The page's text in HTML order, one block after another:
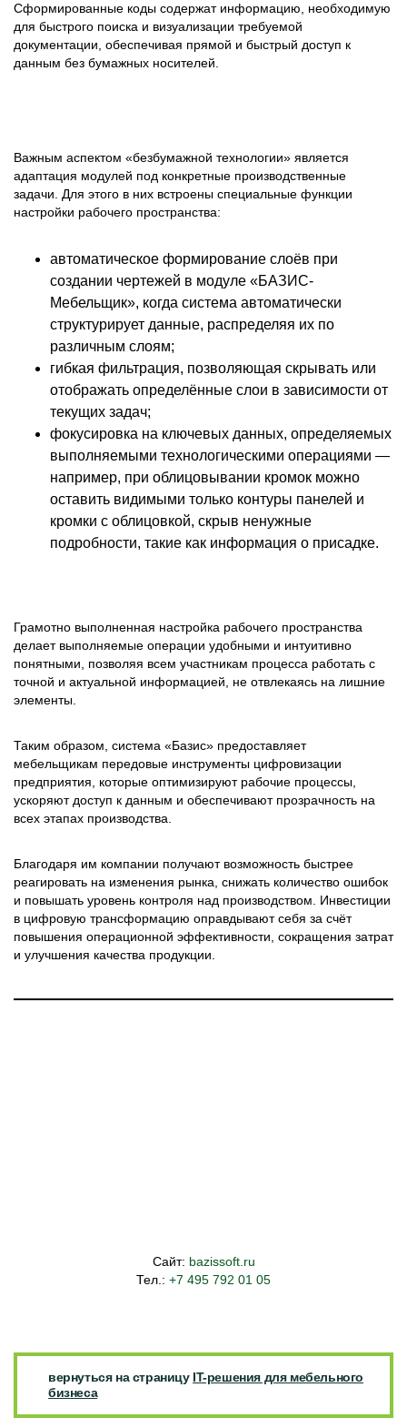
Сформированные коды содержат информацию, необходимую
для быстрого поиска и визуализации требуемой
документации, обеспечивая прямой и быстрый доступ к
данным без бумажных носителей.
Важным аспектом «безбумажной технологии» является
адаптация модулей под конкретные производственные
задачи. Для этого в них встроены специальные функции
настройки рабочего пространства:
автоматическое формирование слоёв при
создании чертежей в модуле «БАЗИС-
Мебельщик», когда система автоматически
структурирует данные, распределяя их по
различным слоям;
гибкая фильтрация, позволяющая скрывать или
отображать определённые слои в зависимости от
текущих задач;
фокусировка на ключевых данных, определяемых
выполняемыми технологическими операциями —
например, при облицовывании кромок можно
оставить видимыми только контуры панелей и
кромки с облицовкой, скрыв ненужные
подробности, такие как информация о присадке.
Грамотно выполненная настройка рабочего пространства
делает выполняемые операции удобными и интуитивно
понятными, позволяя всем участникам процесса работать с
точной и актуальной информацией, не отвлекаясь на лишние
элементы.
Таким образом, система «Базис» предоставляет
мебельщикам передовые инструменты цифровизации
предприятия, которые оптимизируют рабочие процессы,
ускоряют доступ к данным и обеспечивают прозрачность на
всех этапах производства.
Благодаря им компании получают возможность быстрее
реагировать на изменения рынка, снижать количество ошибок
и повышать уровень контроля над производством. Инвестиции
в цифровую трансформацию оправдывают себя за счёт
повышения операционной эффективности, сокращения затрат
и улучшения качества продукции.
Сайт: bazissoft.ru
Тел.: +7 495 792 01 05
вернуться на страницу IT-решения для мебельного
бизнеса